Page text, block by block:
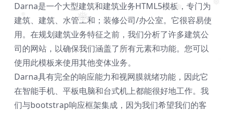
❅
❅ ❅
Darna是一个大型建筑和建筑业务HTML5模板，专门为
建筑、建筑、水管工和；装修公司/办公室。它很容易使
用。在规划建筑业务特征之前，我们分析了许多建筑公
司的网站，以确保我们涵盖了所有元素和功能。您可以
使用此模板来使用其他变体业务。
Darna具有完全的响应能力和视网膜就绪功能，因此它
在智能手机、平板电脑和台式机上都能很好地工作。我
们与bootstrap响应框架集成，因为我们希望我们的客